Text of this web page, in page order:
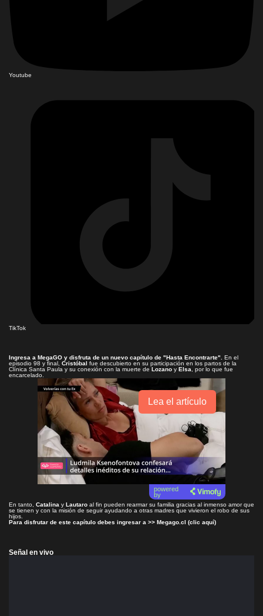
Youtube
TikTok
Ingresa a MegaGO y disfruta de un nuevo capítulo de "Hasta Encontrarte"
En el
episodio 98 y final, Cristóbal fue descubierto en su participación en los partos de la
Clínica Santa Paula y su conexión con la muerte de Lozano y Elsa , por lo que fue
encarcelado.
Lea el artículo
powered
by
En tanto, Catalina y Lautaro al fin pueden rearmar su familia gracias al inmenso amor que
se tienen y con la misión de seguir ayudando a otras madres que vivieron el robo de sus
hijos.
Para disfrutar de este capítulo debes ingresar a >> Megago.cl (clic aquí)
Señal en vivo